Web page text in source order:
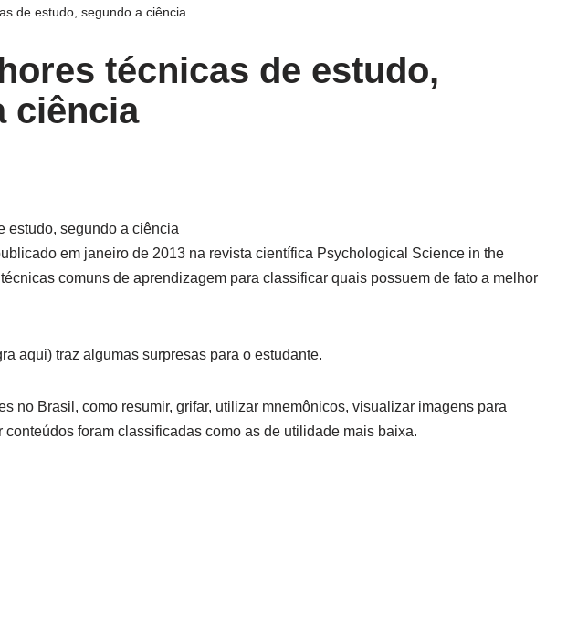
de estudo, segundo a ciência
técnicas de estudo,
ciência
estudo, segundo a ciência
em janeiro de 2013 na revista científica Psychological Science in the
comuns de aprendizagem para classificar quais possuem de fato a melhor
aqui) traz algumas surpresas para o estudante.
no Brasil, como resumir, grifar, utilizar mnemônicos, visualizar imagens para
conteúdos foram classificadas como as de utilidade mais baixa.